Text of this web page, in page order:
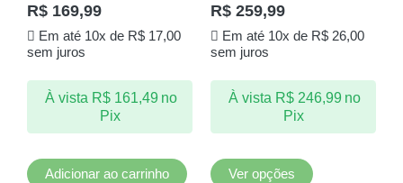
R$ 169,99
Em até 10x de R$17,00
sem juros
À vista R$161,49 no
Pix
Adicionar ao carrinho
R$ 259,99
Em até 10x de R$26,00
sem juros
À vista R$246,99 no
Pix
Ver opções
As
podem
ser
página